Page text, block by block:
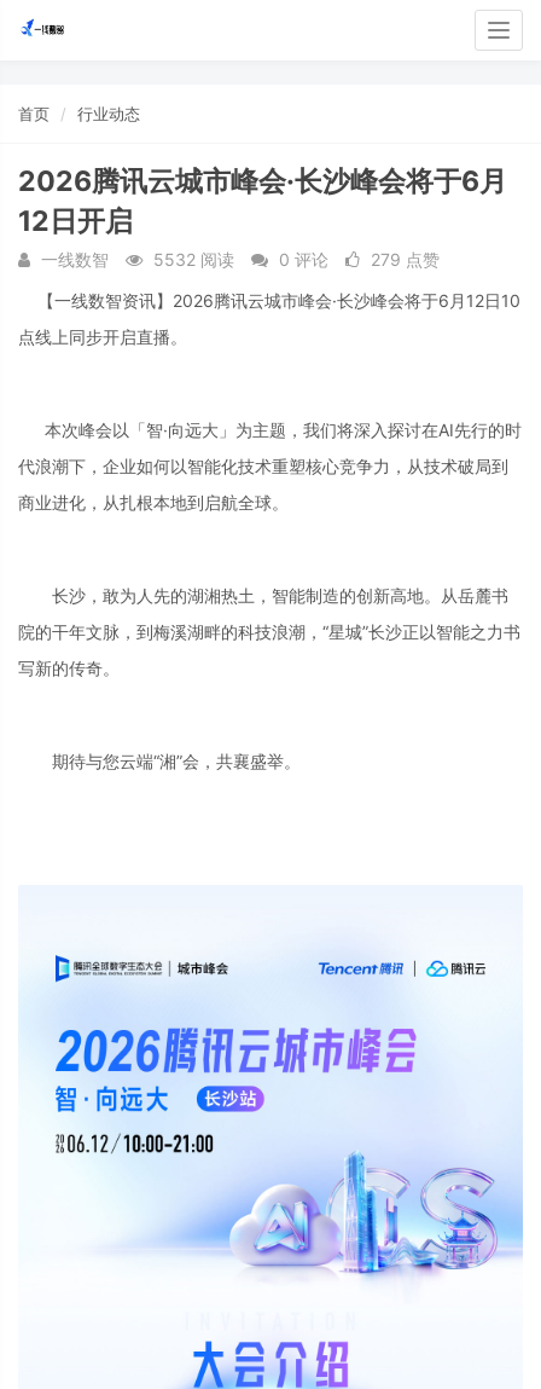
首页 行业动态
2026腾讯云城市峰会·长沙峰会将于6月
12日开启
一线数智 5532 阅读 0 评论
279 点赞
【一线数智资讯】2026腾讯云城市峰会·长沙峰会将于6月12日10
点线上同步开启直播。
本次峰会以「智·向远大」为主题，我们将深入探讨在AI先行的时
代浪潮下，企业如何以智能化技术重塑核心竞争力，从技术破局到
商业进化，从扎根本地到启航全球。
长沙，敢为人先的湖湘热土，智能制造的创新高地。从岳麓书
院的干年文脉，到梅溪湖畔的科技浪潮，“星城”长沙正以智能之力书
写新的传奇。
期待与您云端“湘”会，共襄盛举。